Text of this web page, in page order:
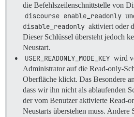
die Befehlszeilenschnittstelle von
discourse enable_readonly
disable_readonly aktiviert oder
Dieser Schlüssel übersteht jedoch
Neustart.
USER_READONLY_MODE_KEY wird
Administrator auf die Read-only-
Oberfläche klickt. Das Besondere
dass wir ihn nicht als ablaufenden
der vom Benutzer aktivierte Read-
Neustarts überstehen muss. Andere